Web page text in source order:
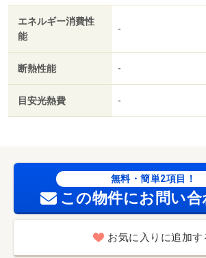
保証等：加入要（機関保証加入必須。
賃料等総額の３．４％＋８００円／月
交換代：あり１６，５００円～・収納
で、衣類や日用品の収納に重宝します
しやすい洗面化粧台が設置されていま
内清掃費用 99000円
エネルギー消費性
能
-
断熱性能 -
目安光熱費 -
無料・簡単2項目！
この物件にお問い
お気に入りに追加す